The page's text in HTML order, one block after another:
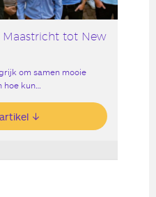
Maastricht tot New
om samen mooie
kun…